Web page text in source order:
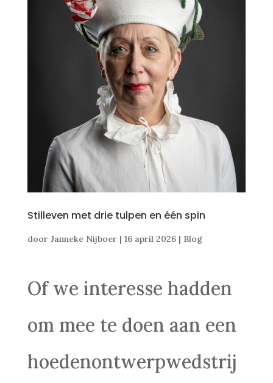
Stilleven met drie tulpen en één spin
door Janneke Nijboer | 16 april 2026| Blog
Of we interesse hadden
om mee te doen aan een
hoedenontwerpwedstrij